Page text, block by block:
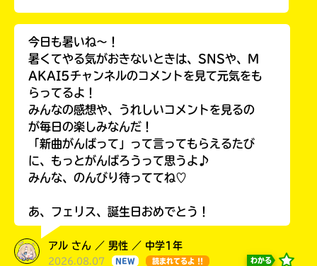
今日も暑いね〜！
暑くてやる気がおきないときは、SNSや、M
AKAI5チャンネルのコメントを見て元気をも
らってるよ！
みんなの感想や、うれしいコメントを見るの
が毎日の楽しみなんだ！
「新曲がんばって」って言ってもらえるたび
に、もっとがんばろうって思うよ♪
みんな、のんびり待っててね♡
あ、フェリス、誕生日おめでとう！
アル さん ／ 男性 ／ 中学1年
2026.08.07 NEW 読まれてるよ !! わかる